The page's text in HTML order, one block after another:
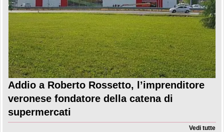
Addio a Roberto Rossetto, l’imprenditore
veronese fondatore della catena di
supermercati
Vedi tutte